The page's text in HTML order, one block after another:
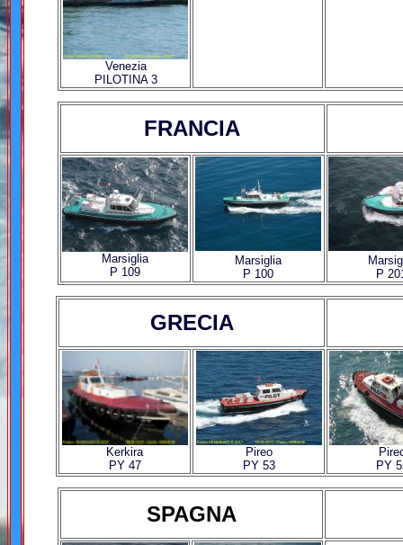
Venezia
PILOTINA 3
FRANCIA
Marsiglia
P 109
Marsiglia
P 100
P
GRECIA
Kerkira
PY 47
Pireo
PY 53
PY
SPAGNA